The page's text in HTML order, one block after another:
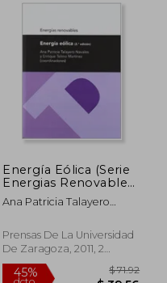
Energía Eólica (Serie
Energias Renovables)
(Textos Docentes)
Ana Patricia Talayero
Martínez
Prensas De La Universidad
De Zaragoza, 2011, 2
Edición, Tapa Blanda,
Nuevo